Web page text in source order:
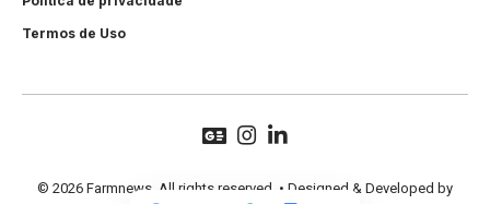
Termos de Uso
© 2026 Farmnews. All rights reserved. • Designed & Developed by